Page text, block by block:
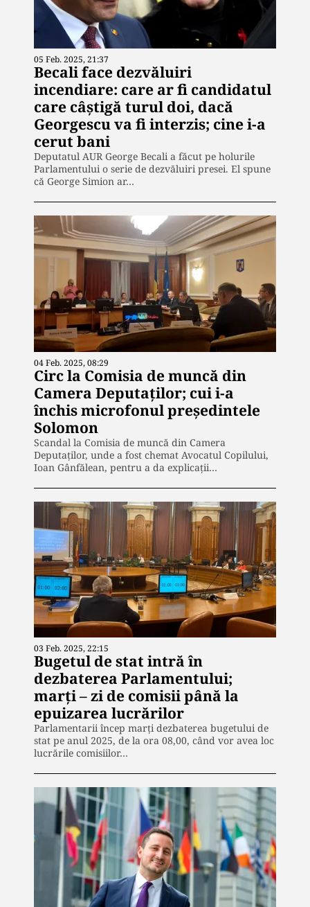
05 Feb. 2025, 21:37
Becali face dezvăluiri
incendiare: care ar fi candidatul
care câștigă turul doi, dacă
Georgescu va fi interzis; cine i-a
cerut bani
Deputatul AUR George Becali a făcut pe holurile
Parlamentului o serie de dezvăluiri presei. El spune
că George Simion ar…
04 Feb. 2025, 08:29
Circ la Comisia de muncă din
Camera Deputaţilor; cui i-a
închis microfonul preşedintele
Solomon
Scandal la Comisia de muncă din Camera
Deputaţilor, unde a fost chemat Avocatul Copilului,
Ioan Gânfălean, pentru a da explicaţii…
03 Feb. 2025, 22:15
Bugetul de stat intră în
dezbaterea Parlamentului;
marți – zi de comisii până la
epuizarea lucrărilor
Parlamentarii încep marți dezbaterea bugetului de
stat pe anul 2025, de la ora 08,00, când vor avea loc
lucrările comisiilor…